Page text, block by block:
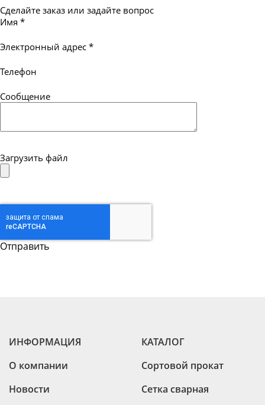
Сделайте заказ или задайте вопрос
Имя *
Электронный адрес *
Телефон
Сообщение
Загрузить файл
ИНФОРМАЦИЯ
О компании
Новости
КАТАЛОГ
Сортовой прокат
Сетка сварная